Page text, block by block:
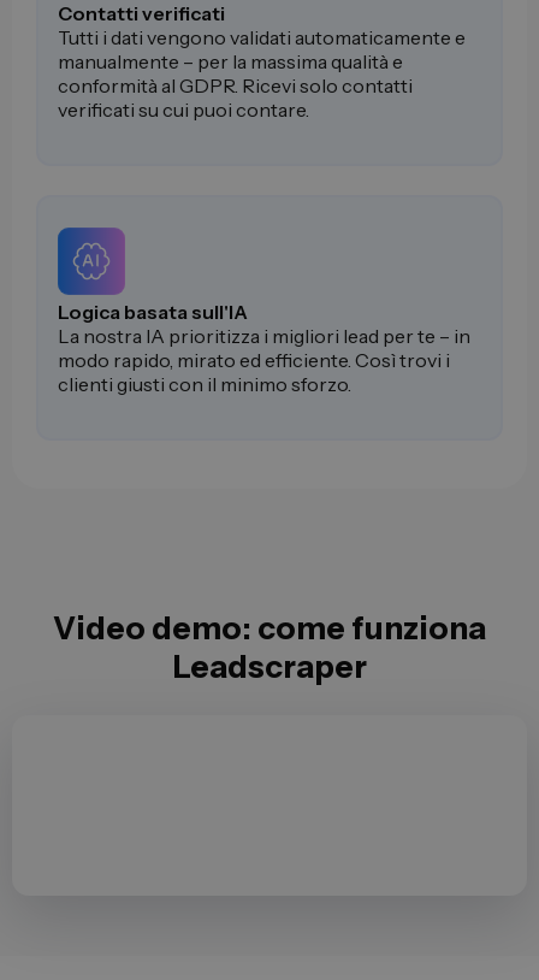
Contatti verificati
Tutti i dati vengono validati automaticamente e
manualmente – per la massima qualità e
conformità al GDPR. Ricevi solo contatti
verificati su cui puoi contare.
Logica basata sull'IA
La nostra IA prioritizza i migliori lead per te – in
modo rapido, mirato ed efficiente. Così trovi i
clienti giusti con il minimo sforzo.
Video demo: come funziona
Leadscraper